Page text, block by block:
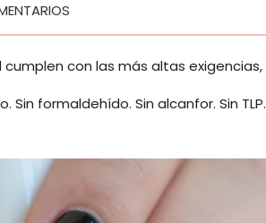
con las más altas exigencias,
formaldehído. Sin alcanfor. Sin TLP.